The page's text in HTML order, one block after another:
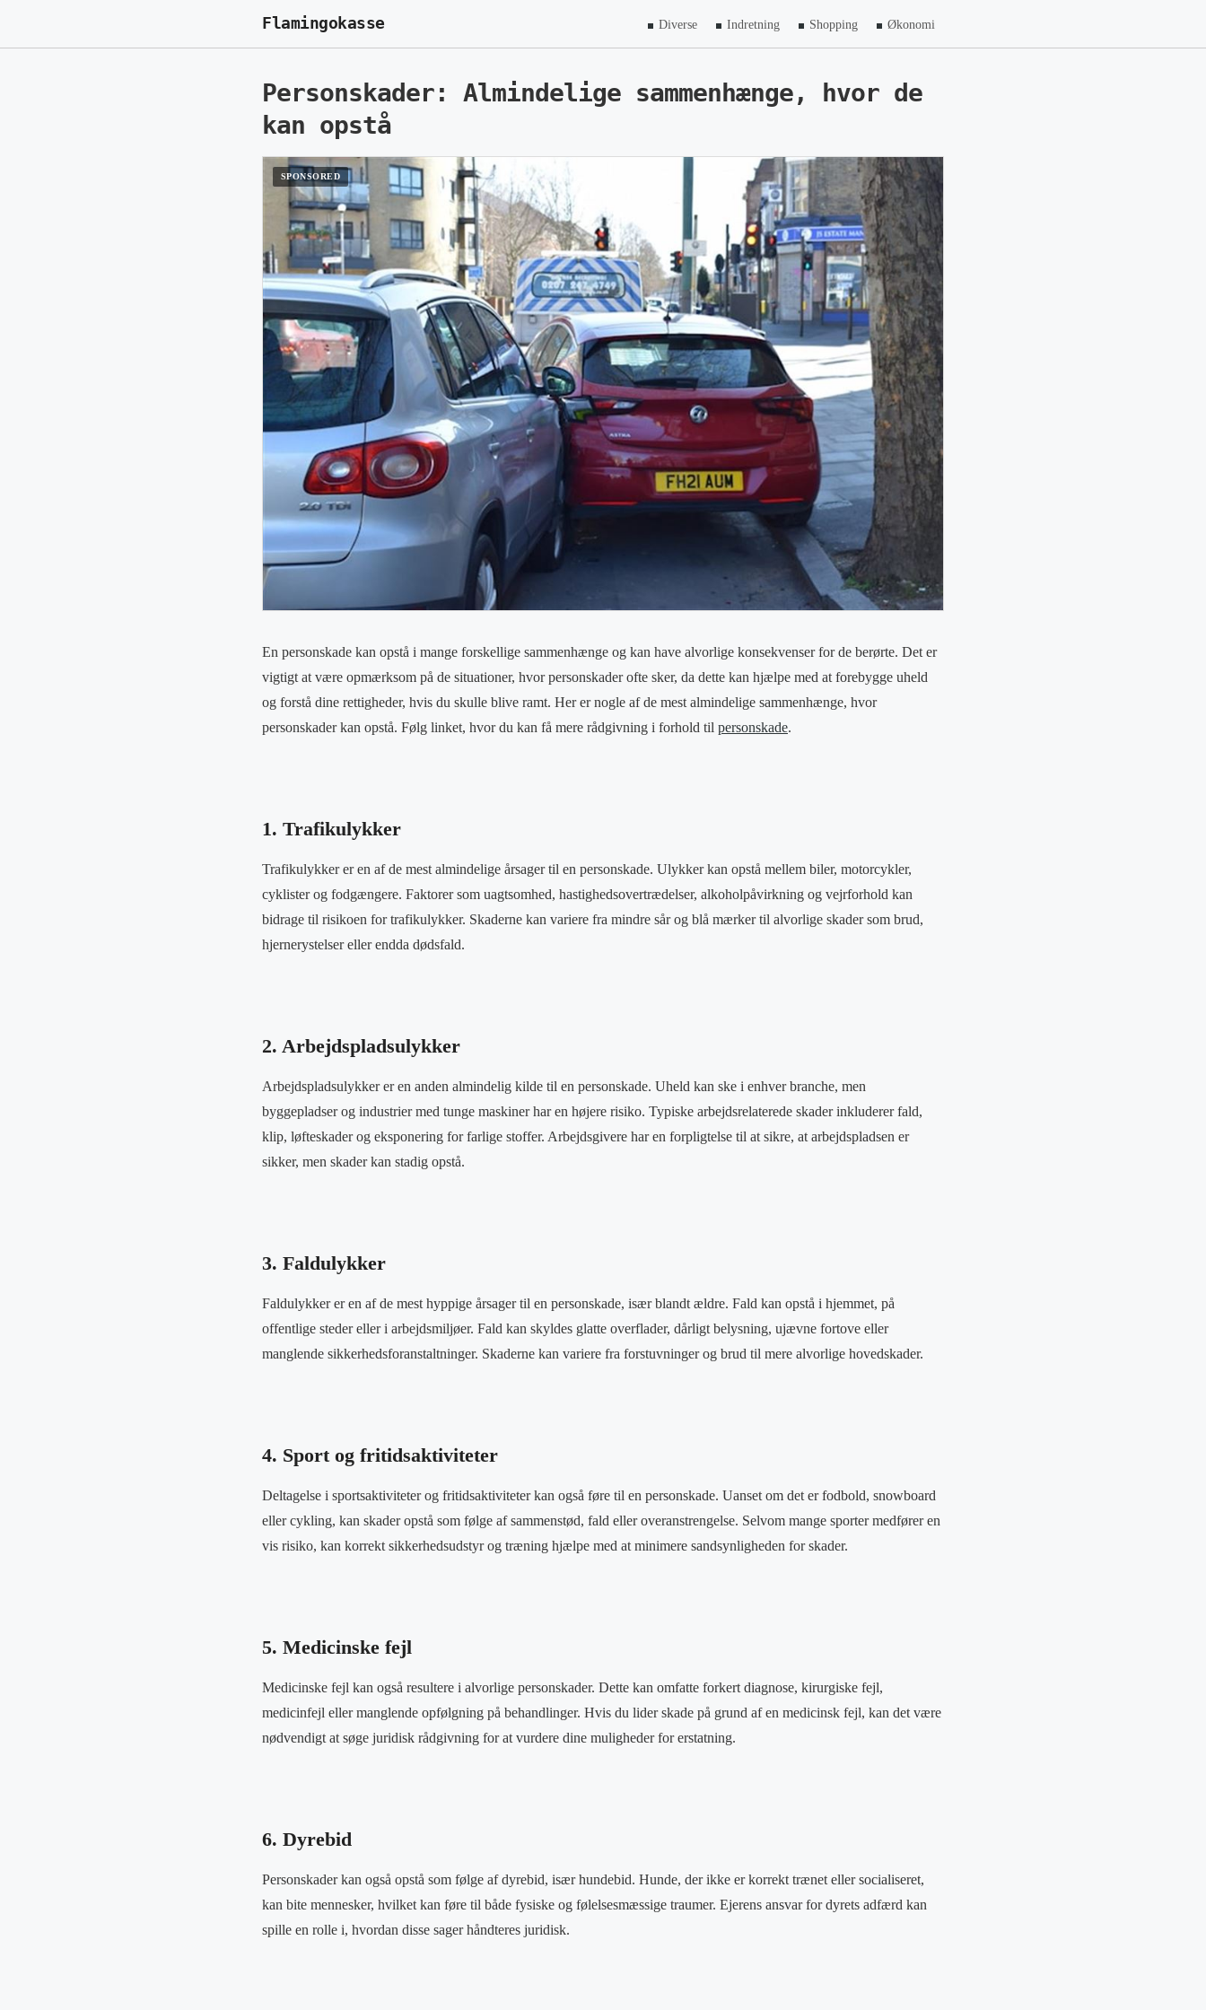
Flamingokasse Diverse Indretning Shopping Økonomi
Personskader: Almindelige sammenhænge, hvor de
kan opstå
En personskade kan opstå i mange forskellige sammenhænge og kan have alvorlige konsekvenser for de berørte. Det er
vigtigt at være opmærksom på de situationer, hvor personskader ofte sker, da dette kan hjælpe med at forebygge uheld
og forstå dine rettigheder, hvis du skulle blive ramt. Her er nogle af de mest almindelige sammenhænge, hvor
personskader kan opstå. Følg linket, hvor du kan få mere rådgivning i forhold til personskade.
1. Trafikulykker
Trafikulykker er en af de mest almindelige årsager til en personskade. Ulykker kan opstå mellem biler, motorcykler,
cyklister og fodgængere. Faktorer som uagtsomhed, hastighedsovertrædelser, alkoholpåvirkning og vejrforhold kan
bidrage til risikoen for trafikulykker. Skaderne kan variere fra mindre sår og blå mærker til alvorlige skader som brud,
hjernerystelser eller endda dødsfald.
2. Arbejdspladsulykker
Arbejdspladsulykker er en anden almindelig kilde til en personskade. Uheld kan ske i enhver branche, men
byggepladser og industrier med tunge maskiner har en højere risiko. Typiske arbejdsrelaterede skader inkluderer fald,
klip, løfteskader og eksponering for farlige stoffer. Arbejdsgivere har en forpligtelse til at sikre, at arbejdspladsen er
sikker, men skader kan stadig opstå.
3. Faldulykker
Faldulykker er en af de mest hyppige årsager til en personskade, især blandt ældre. Fald kan opstå i hjemmet, på
offentlige steder eller i arbejdsmiljøer. Fald kan skyldes glatte overflader, dårligt belysning, ujævne fortove eller
manglende sikkerhedsforanstaltninger. Skaderne kan variere fra forstuvninger og brud til mere alvorlige hovedskader.
4. Sport og fritidsaktiviteter
Deltagelse i sportsaktiviteter og fritidsaktiviteter kan også føre til en personskade. Uanset om det er fodbold, snowboard
eller cykling, kan skader opstå som følge af sammenstød, fald eller overanstrengelse. Selvom mange sporter medfører en
vis risiko, kan korrekt sikkerhedsudstyr og træning hjælpe med at minimere sandsynligheden for skader.
5. Medicinske fejl
Medicinske fejl kan også resultere i alvorlige personskader. Dette kan omfatte forkert diagnose, kirurgiske fejl,
medicinfejl eller manglende opfølgning på behandlinger. Hvis du lider skade på grund af en medicinsk fejl, kan det være
nødvendigt at søge juridisk rådgivning for at vurdere dine muligheder for erstatning.
6. Dyrebid
Personskader kan også opstå som følge af dyrebid, især hundebid. Hunde, der ikke er korrekt trænet eller socialiseret,
kan bite mennesker, hvilket kan føre til både fysiske og følelsesmæssige traumer. Ejerens ansvar for dyrets adfærd kan
spille en rolle i, hvordan disse sager håndteres juridisk.